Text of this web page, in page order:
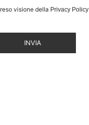
visione della Privacy Policy
INVIA